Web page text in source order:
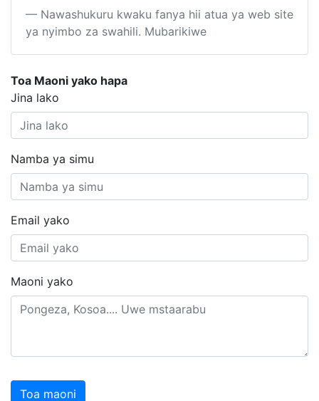
Nawashukuru kwaku fanya hii atua ya web site
ya nyimbo za swahili. Mubarikiwe
Toa Maoni yako hapa
Jina lako
Namba ya simu
Email yako
Maoni yako
Toa maoni